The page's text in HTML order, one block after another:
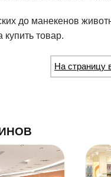
до манекенов
купить товар.
На страницу